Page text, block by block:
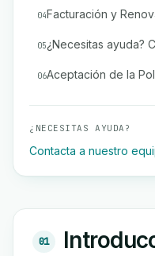
04Facturación y
05¿Necesitas ayuda?
06Aceptación de la
¿NECESITAS AYUDA?
Contacta a nuestro
01